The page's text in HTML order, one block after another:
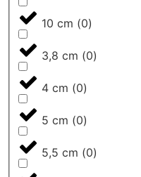
10 cm (0)
3,8 cm (0)
4 cm (0)
5 cm (0)
5,5 cm (0)